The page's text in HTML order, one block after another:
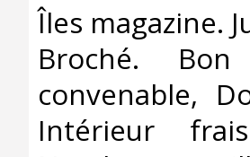
‎Îles magazine.
Broché.
convenable,
Intérieur